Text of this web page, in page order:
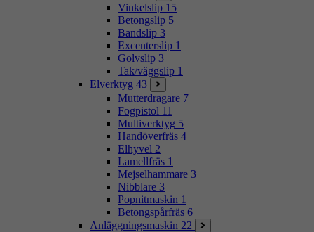
Vinkelslip 15
Betongslip 5
Bandslip 3
Excenterslip 1
Golvslip 3
Tak/väggslip 1
Elverktyg 43
Mutterdragare 7
Fogpistol 11
Multiverktyg 5
Handöverfräs 4
Elhyvel 2
Lamellfräs 1
Mejselhammare 3
Nibblare 3
Popnitmaskin 1
Betongspårfräs 6
Anläggningsmaskin 22